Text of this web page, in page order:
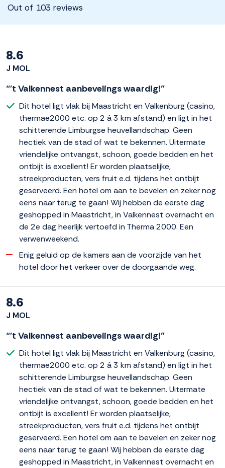
Out of 103 reviews
8.6
J MOL
“'t Valkennest aanbevelings waardig!”
Dit hotel ligt vlak bij Maastricht en Valkenburg (casino,
thermae2000 etc. op 2 á 3 km afstand) en ligt in het
schitterende Limburgse heuvellandschap. Geen
hectiek van de stad of wat te bekennen. Uitermate
vriendelijke ontvangst, schoon, goede bedden en het
ontbijt is excellent! Er worden plaatselijke,
streekproducten, vers fruit e.d. tijdens het ontbijt
geserveerd. Een hotel om aan te bevelen en zeker nog
eens naar terug te gaan! Wij hebben de eerste dag
geshopped in Maastricht, in Valkennest overnacht en
de 2e dag heerlijk vertoefd in Therma 2000. Een
verwenweekend.
Enig geluid op de kamers aan de voorzijde van het
hotel door het verkeer over de doorgaande weg.
8.6
J MOL
“'t Valkennest aanbevelings waardig!”
Dit hotel ligt vlak bij Maastricht en Valkenburg (casino,
thermae2000 etc. op 2 á 3 km afstand) en ligt in het
schitterende Limburgse heuvellandschap. Geen
hectiek van de stad of wat te bekennen. Uitermate
vriendelijke ontvangst, schoon, goede bedden en het
ontbijt is excellent! Er worden plaatselijke,
streekproducten, vers fruit e.d. tijdens het ontbijt
geserveerd. Een hotel om aan te bevelen en zeker nog
eens naar terug te gaan! Wij hebben de eerste dag
geshopped in Maastricht, in Valkennest overnacht en